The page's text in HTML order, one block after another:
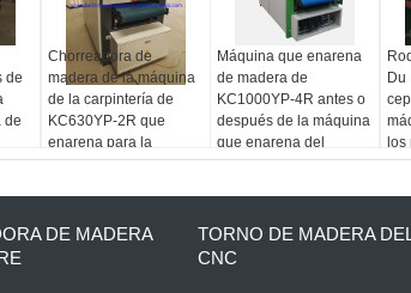
de
de
Chorreadora de
madera de la máquina
de la carpintería de
KC630YP-2R que
enarena para la
anchura de trabajo
del gabinete del MDF
Máquina que enarena
de madera de
KC1000YP-4R antes o
después de la máquina
que enarena del
tablero del MDF del
Du
lija
DE MADERA
TORNO DE MADERA
CNC